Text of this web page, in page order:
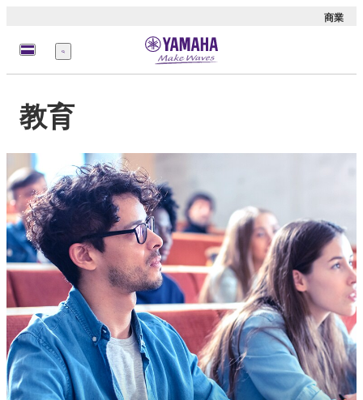
商業
選
單
教育